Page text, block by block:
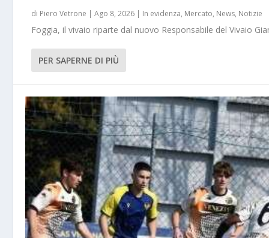
di Piero Vetrone |Ago 8, 2026 | In evidenza, Mercato, News, Notizie
Foggia, il vivaio riparte dal nuovo Responsabile del Vivaio
PER SAPERNE DI PIÙ